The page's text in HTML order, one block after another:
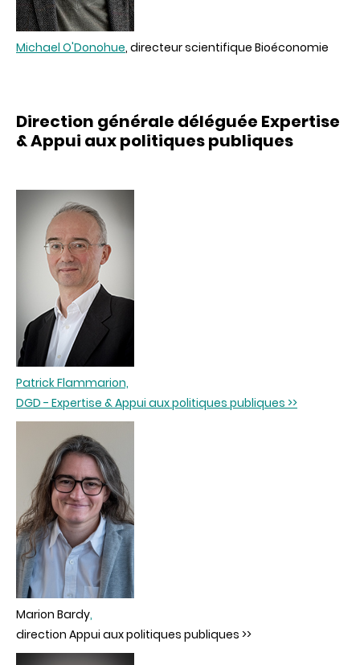
Michael O'Donohue, directeur scientifique Bioéconomie
Direction générale déléguée Expertise
& Appui aux politiques publiques
Patrick Flammarion,
DGD - Expertise & Appui aux politiques publiques >>
Marion Bardy,
direction Appui aux politiques publiques >>